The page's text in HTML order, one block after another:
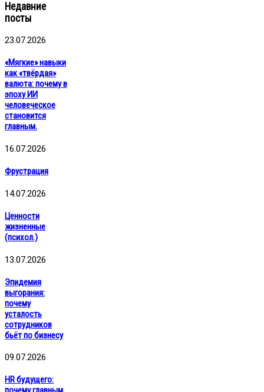
Недавние
посты
23.07.2026
«Мягкие» навыки
как «твёрдая»
валюта: почему в
эпоху ИИ
человеческое
становится
главным.
16.07.2026
Фрустрация
14.07.2026
Ценности
жизненные
(психол.)
13.07.2026
Эпидемия
выгорания:
почему
усталость
сотрудников
бьёт по бизнесу
09.07.2026
HR будущего: